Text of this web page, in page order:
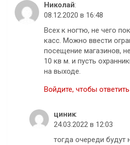
Николай:
08.12.2020 в 16:48
Всех к ногтю, не чего
касс. Можно ввести
посещение магазинов,
10 кв м. и пусть
на выходе.
Войдите, чтобы ответить
циник:
24.03.2022 в 12:03
тогда очереди будут